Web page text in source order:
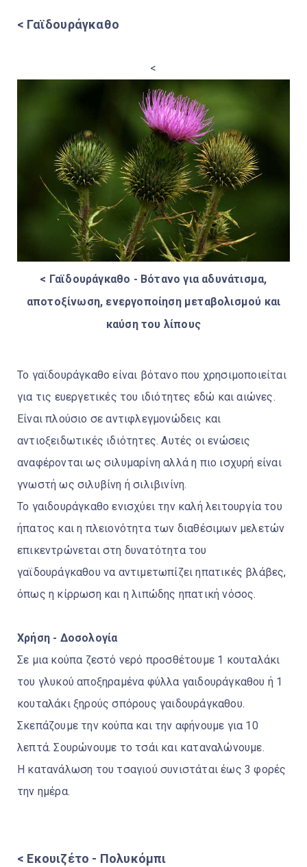
< Γαϊδουράγκαθο
<
< Γαϊδουράγκαθο - Βότανο για αδυνάτισμα,
αποτοξίνωση, ενεργοποίηση μεταβολισμού και
καύση του λίπους
Το γαϊδουράγκαθο είναι βότανο που χρησιμοποιείται
για τις ευεργετικές του ιδιότητες εδώ και αιώνες.
Είναι πλούσιο σε αντιφλεγμονώδεις και
αντιοξειδωτικές ιδιότητες. Αυτές οι ενώσεις
αναφέρονται ως σιλυμαρίνη αλλά η πιο ισχυρή είναι
γνωστή ως σιλυβίνη ή σιλιβινίνη.
Το γαιδουράγκαθο ενισχύει την καλή λειτουργία του
ήπατος και η πλειονότητα των διαθέσιμων μελετών
επικεντρώνεται στη δυνατότητα του
γαϊδουράγκαθου να αντιμετωπίζει ηπατικές βλάβες,
όπως η κίρρωση και η λιπώδης ηπατική νόσος.
Χρήση - Δοσολογία
Σε μια κούπα ζεστό νερό προσθέτουμε 1 κουταλάκι
του γλυκού αποξηραμένα φύλλα γαιδουράγκαθου ή 1
κουταλάκι ξηρούς σπόρους γαιδουράγκαθου.
Σκεπάζουμε την κούπα και την αφήνουμε για 10
λεπτά. Σουρώνουμε το τσάι και καταναλώνουμε.
Η κατανάλωση του τσαγιού συνιστάται έως 3 φορές
την ημέρα.
< Εκουιζέτο - Πολυκόμπι